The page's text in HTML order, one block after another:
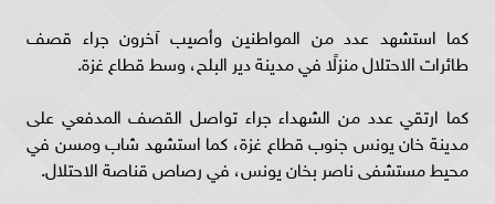
كما استشهد عدد من المواطنين وأصيب آخرون جراء قصف
طائرات الاحتلال منزلًا في مدينة دير البلح، وسط قطاع غزة.
كما ارتقي عدد من الشهداء جراء تواصل القصف المدفعي على
مدينة خان يونس جنوب قطاع غزة، كما استشهد شاب ومسن في
محيط مستشفى ناصر بخان يونس، في رصاص قناصة الاحتلال.